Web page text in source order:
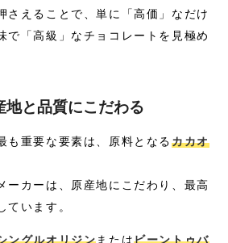
さえることで、単に「高価」なだけ
で「高級」なチョコレートを見極め
地と品質にこだわる
も重要な要素は、原料となるカカオ
ーカーは、原産地にこだわり、最高
ています。
ングルオリジンまたはビーントゥバ